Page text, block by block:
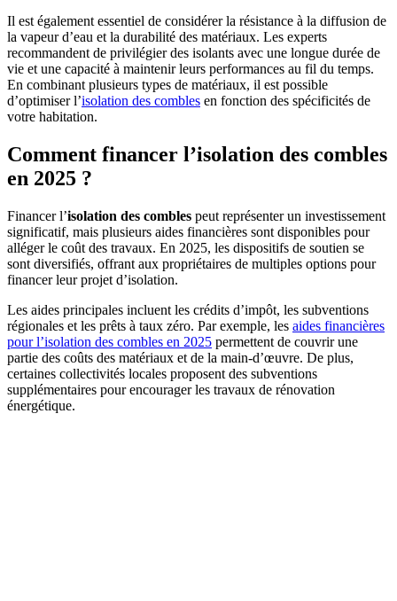
Il est également essentiel de considérer la résistance à la diffusion de
la vapeur d’eau et la durabilité des matériaux. Les experts
recommandent de privilégier des isolants avec une longue durée de
vie et une capacité à maintenir leurs performances au fil du temps.
En combinant plusieurs types de matériaux, il est possible
d’optimiser l’isolation des combles en fonction des spécificités de
votre habitation.
Comment financer l’isolation des combles
en 2025 ?
Financer l’isolation des combles peut représenter un investissement
significatif, mais plusieurs aides financières sont disponibles pour
alléger le coût des travaux. En 2025, les dispositifs de soutien se
sont diversifiés, offrant aux propriétaires de multiples options pour
financer leur projet d’isolation.
Les aides principales incluent les crédits d’impôt, les subventions
régionales et les prêts à taux zéro. Par exemple, les aides financières
pour l’isolation des combles en 2025 permettent de couvrir une
partie des coûts des matériaux et de la main-d’œuvre. De plus,
certaines collectivités locales proposent des subventions
supplémentaires pour encourager les travaux de rénovation
énergétique.